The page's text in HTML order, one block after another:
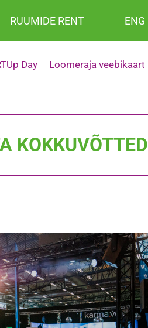
RUUMIDE RENT ENG
Day Loomeraja veebikaart
KOKKUVÕTTED